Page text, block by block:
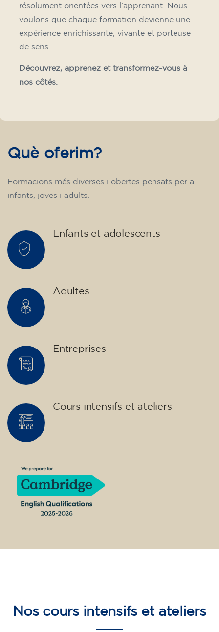
résolument orientées vers l’apprenant. Nous
voulons que chaque formation devienne une
expérience enrichissante, vivante et porteuse
de sens.
Découvrez, apprenez et transformez-vous à
nos côtés.
Què oferim?
Formacions més diverses i obertes pensats per a
infants, joves i adults.
Enfants et adolescents
Adultes
Entreprises
Cours intensifs et ateliers
Noscours intensifs et ateliers